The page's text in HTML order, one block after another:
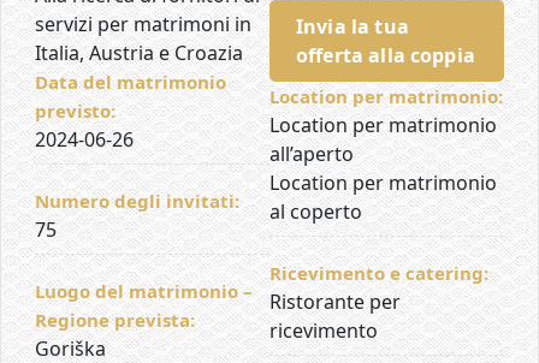
servizi per matrimoni in
Italia, Austria e Croazia
Data del matrimonio
previsto:
2024-06-26
Numero degli invitati:
75
Luogo del matrimonio –
Regione prevista:
Goriška
Invia la tua
offerta alla coppia
Location per matrimonio:
Location per matrimonio
all’aperto
Location per matrimonio
al coperto
Ricevimento e catering:
Ristorante per
ricevimento